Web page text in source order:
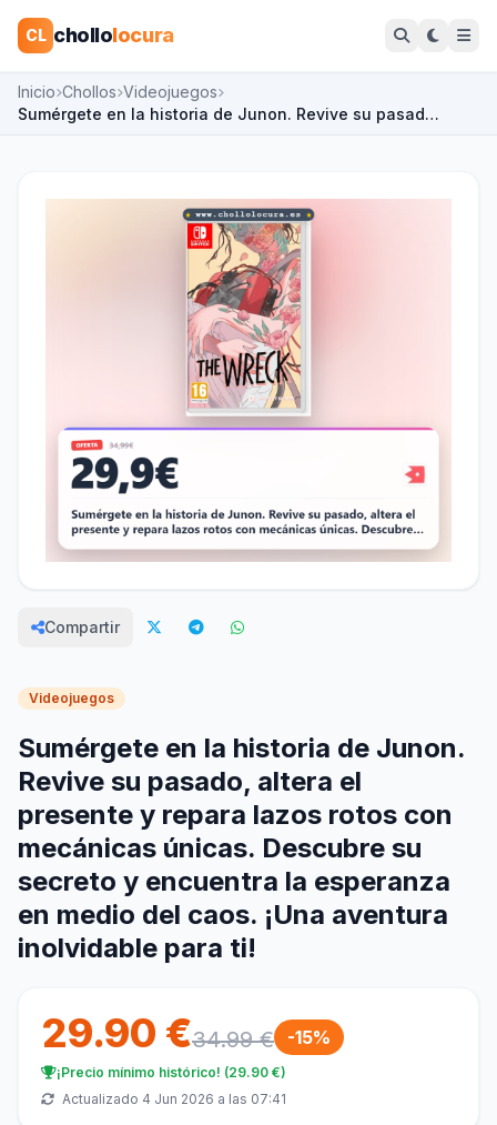
CL chollolocura
Inicio Chollos Videojuegos
Sumérgete en la historia de Junon. Revive su pasad…
Compartir
Videojuegos
Sumérgete en la historia de Junon.
Revive su pasado, altera el
presente y repara lazos rotos con
mecánicas únicas. Descubre su
secreto y encuentra la esperanza
en medio del caos. ¡Una aventura
inolvidable para ti!
29.90 €34.99 € -15%
¡Precio mínimo histórico! (29.90 €)
Actualizado 4 Jun 2026 a las 07:41